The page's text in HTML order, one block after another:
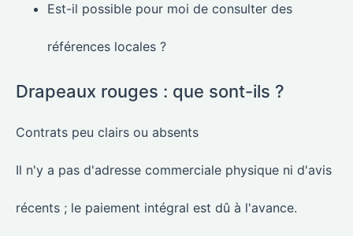
Est-il possible pour moi de consulter des
références locales ?
Drapeaux rouges : que sont-ils ?
Contrats peu clairs ou absents
Il n'y a pas d'adresse commerciale physique ni d'avis
récents ; le paiement intégral est dû à l'avance.